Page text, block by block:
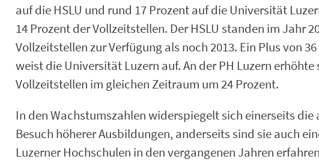
auf die HSLU und rund 17 Prozent auf die Universität
14 Prozent der Vollzeitstellen. Der HSLU standen im Jahr
Vollzeitstellen zur Verfügung als noch 2013. Ein Plus von
weist die Universität Luzern auf. An der PH Luzern erhöhte
Vollzeitstellen im gleichen Zeitraum um 24 Prozent.
In den Wachstumszahlen widerspiegelt sich einerseits die
Besuch höherer Ausbildungen, anderseits sind sie auch
Luzerner Hochschulen in den vergangenen Jahren